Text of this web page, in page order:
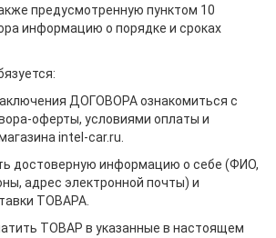
предусмотренную пунктом 10
информацию о порядке и сроках
ДОГОВОРА ознакомиться с
оферты, условиями оплаты и
intel-car.ru.
достоверную информацию о себе (ФИО,
адрес электронной почты) и
ТОВАРА.
ТОВАР в указанные в настоящем